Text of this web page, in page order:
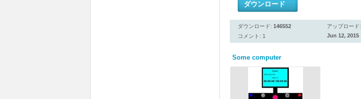
ダウンロード
ダウンロード: 146552
コメント: 1
アップロード:
Jun 12, 2015
Some computer